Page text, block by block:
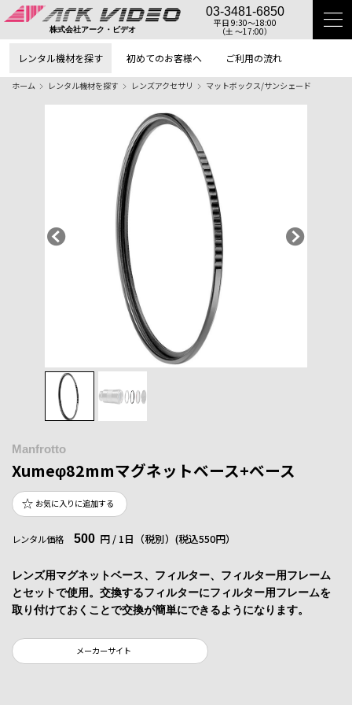
株式会社アーク・ビデオ
03-3481-6850
平日 9:30〜18:00
（土 〜17:00）
レンタル機材を探す 初めてのお客様へ ご利用の流れ
ホーム レンタル機材を探す レンズアクセサリ マットボックス/サンシェード
Manfrotto
Xumeφ82mmマグネットベース+ベース
お気に入りに追加する
レンタル価格 500 円 / 1日（税別） (税込550円）
レンズ用マグネットベース、フィルター、フィルター用フレーム
とセットで使用。交換するフィルターにフィルター用フレームを
取り付けておくことで交換が簡単にできるようになります。
メーカーサイト